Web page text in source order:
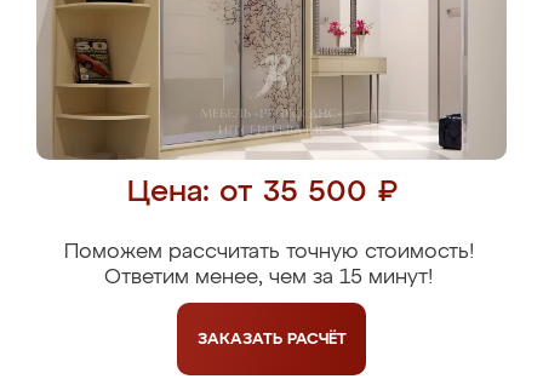
Цена: от 35 500 ₽
Поможем рассчитать точную стоимость!
Ответим менее, чем за 15 минут!
ЗАКАЗАТЬ РАСЧЁТ